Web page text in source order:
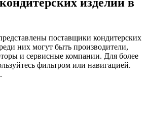
поставщики кондитерских
них могут быть производители,
и сервисные компании. Для более
фильтром или навигацией.